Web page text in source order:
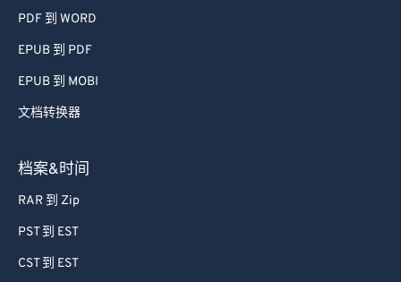
PDF 到 WORD
EPUB 到 PDF
EPUB 到 MOBI
文档转换器
档案&时间
RAR 到 Zip
PST 到 EST
CST 到 EST